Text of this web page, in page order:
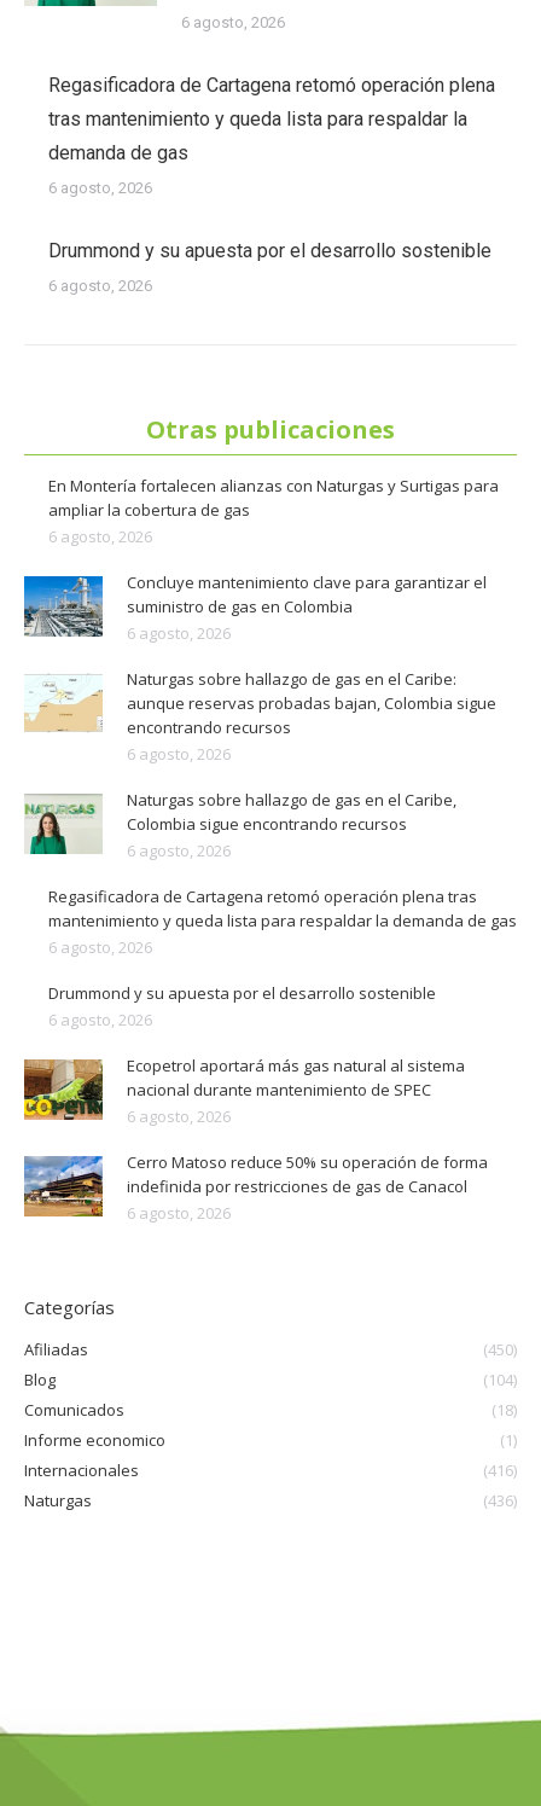
6 agosto, 2026
Regasificadora de Cartagena retomó operación plena
tras mantenimiento y queda lista para respaldar la
demanda de gas
6 agosto, 2026
Drummond y su apuesta por el desarrollo sostenible
6 agosto, 2026
Otras publicaciones
En Montería fortalecen alianzas con Naturgas y Surtigas para
ampliar la cobertura de gas
6 agosto, 2026
Concluye mantenimiento clave para garantizar el
suministro de gas en Colombia
6 agosto, 2026
Naturgas sobre hallazgo de gas en el Caribe:
aunque reservas probadas bajan, Colombia sigue
encontrando recursos
6 agosto, 2026
Naturgas sobre hallazgo de gas en el Caribe,
Colombia sigue encontrando recursos
6 agosto, 2026
Regasificadora de Cartagena retomó operación plena tras
mantenimiento y queda lista para respaldar la demanda de gas
6 agosto, 2026
Drummond y su apuesta por el desarrollo sostenible
6 agosto, 2026
Ecopetrol aportará más gas natural al sistema
nacional durante mantenimiento de SPEC
6 agosto, 2026
Cerro Matoso reduce 50% su operación de forma
indefinida por restricciones de gas de Canacol
6 agosto, 2026
Categorías
Afiliadas
(450)
Blog
(104)
Comunicados
(18)
Informe economico
(1)
Internacionales
(416)
Naturgas
(436)